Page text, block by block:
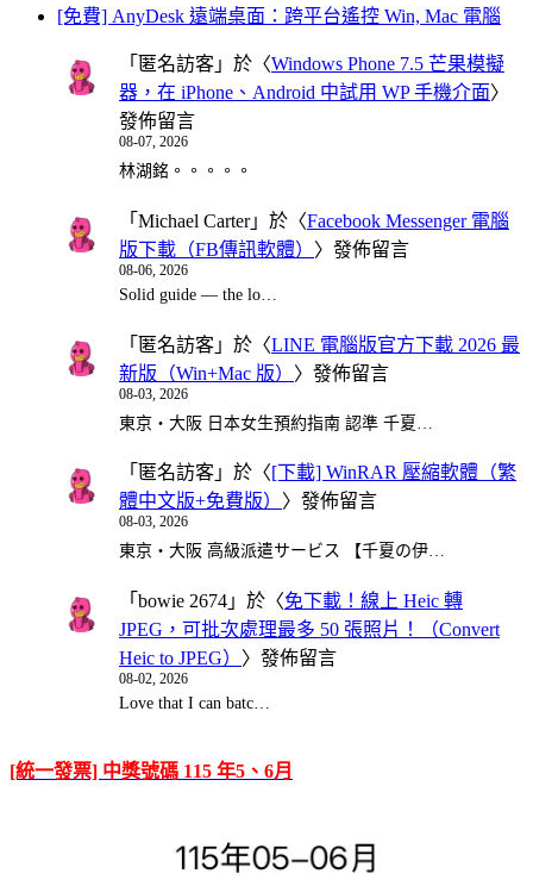
[免費] AnyDesk 遠端桌面：跨平台遙控 Win, Mac 電腦
「 匿名訪客 」於〈Windows Phone 7.5 芒果模擬
器，在 iPhone、Android 中試用 WP 手機介面〉
發佈留言
08-07, 2026
林湖銘。。。。。
「 Michael Carter」於〈Facebook Messenger 電腦
版下載（FB傳訊軟體） 〉發佈留言
08-06, 2026
Solid guide — the lo…
「 匿名訪客 」於〈LINE 電腦版官方下載 2026 最
新版（Win+Mac 版） 〉發佈留言
08-03, 2026
東京・大阪 日本女生預約指南 認準 千夏…
「 匿名訪客 」於〈[下載] WinRAR 壓縮軟體（繁
體中文版+免費版） 〉發佈留言
08-03, 2026
東京・大阪 高級派遣サービス 【千夏の伊…
「 bowie 2674 」於〈免下載！線上 Heic 轉
JPEG，可批次處理最多 50 張照片！（Convert
Heic to JPEG） 〉發佈留言
08-02, 2026
Love that I can batc…
[統一發票] 中獎號碼 115 年5、6月